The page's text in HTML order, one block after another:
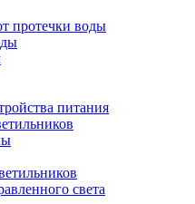
протечки воды
питания
света